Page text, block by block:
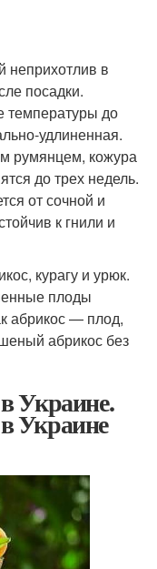
неприхотлив в
посадки.
температуры до
удлиненная.
румянцем, кожура
до трех недель.
от сочной и
к гнили и
курагу и урюк.
плоды
абрикос — плод,
абрикос без
Украине.
Украине